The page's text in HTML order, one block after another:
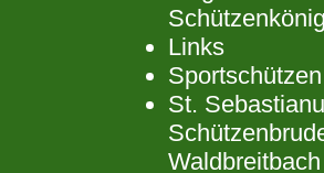
Links
Sportschützen
St.